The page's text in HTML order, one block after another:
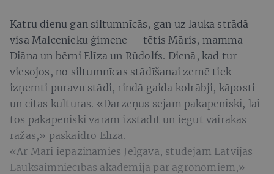
Katru dienu gan siltumnīcās, gan uz lauka strādā
visa Malcenieku ģimene — tētis Māris, mamma
Diāna un bērni Elīza un Rūdolfs. Dienā, kad tur
viesojos, no siltumnīcas stādīšanai zemē tiek
izņemti puravu stādi, rindā gaida kolrābji, kāposti
un citas kultūras. «Dārzeņus sējam pakāpeniski, lai
tos pakāpeniski varam izstādīt un iegūt vairākas
ražas,» paskaidro Elīza.
«Ar Māri iepazināmies Jelgavā, studējām Latvijas
Lauksaimniecības akadēmijā par agronomiem,»